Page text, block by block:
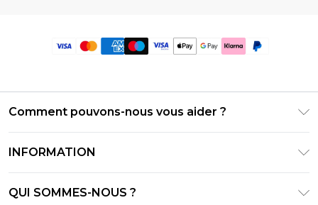
Comment pouvons-nous vous aider ?
Suivre et retourner ma commande
INFORMATION
QUI SOMMES-NOUS ?